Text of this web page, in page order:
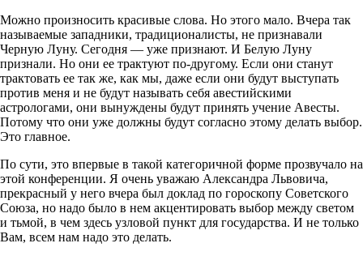
Можно произносить красивые слова. Но этого мало. Вчера так
называемые западники, традиционалисты, не признавали
Черную Луну. Сегодня — уже признают. И Белую Луну
признали. Но они ее трактуют по-другому. Если они станут
тракто­вать ее так же, как мы, даже если они будут выступать
против меня и не будут называть себя авестийскими
астрологами, они вынуждены будут принять учение Авесты.
Потому что они уже должны будут согласно этому делать выбор.
Это главное.
По сути, это впервые в такой категоричной форме прозвучало на
этой конференции. Я очень уважаю Александра Льво­вича,
прекрасный у него вчера был доклад по гороскопу Советского
Союза, но надо было в нем акцентировать выбор между светом
и тьмой, в чем здесь узловой пункт для государства. И не только
Вам, всем нам надо это делать.